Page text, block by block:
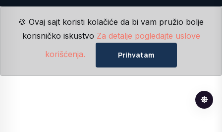
🍪 Ovaj sajt koristi kolačiće da bi vam pružio bolje
korisničko iskustvo Za detalje pogledajte uslove
korišćenja.
Prihvatam